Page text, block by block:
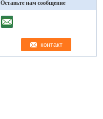
Оставьте нам сообщение